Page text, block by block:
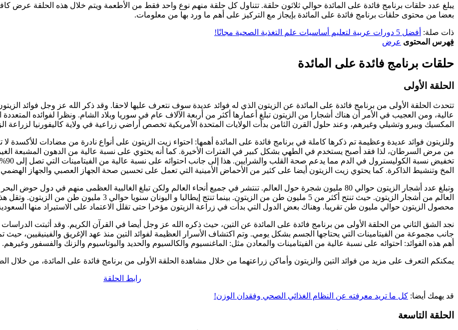
يبلغ عدد حلقات برنامج فائدة على المائدة حوالي ثلاثون حلقة. تتناول كل حلقة منهم نوع واحد فقط من الأطعمة ويتم خلال هذه الحلقة عرض
بعضا من محتوى حلقات برنامج فائدة على المائدة بإيجاز مع التركيز على أهم ما ورد بها من معلومات.
ذات صلة: أفضل 5 دورات عربية لتعليم أساسيات علم التغذية الصحية مجانًا!
فِهرس المحتوى عرض
حلقات برنامج فائدة على المائدة
الحلقة الأولى
تتحدث الحلقة الأولى من برنامج فائدة على المائدة عن الزيتون الذي له فوائد عديدة سوف نتعرف عليها لاحقا. وقد ذكر الله عز وجل فوائد
عالية، ومن العجيب في الأمر أن هناك أشجارا من الزيتون تبلغ أعمارها أكثر من أربعة الآلاف عام في سوريا وبلاد الشام. ونظرا لفوائده
المكسيك وبيرو وتشيلي وغيرهم، وعند حلول القرن الثامن بدأت الولايات المتحدة الأمريكية تخصص أراضي زراعية في ولاية كاليفورنيا لزراعة
وللزيتون فوائد عديدة وعظيمة تم ذكرها كاملة في برنامج فائدة على المائدة أهمها: احتواء زيت الزيتون على أنواع نادرة من مضادات
من مرض السرطان، لذا فقد أصبح يستخدم في الطهي بشكل كبير في الفترات الأخيرة. كما أنه يحتوي على نسبة عالية من الدهون المشبعة
المخ وتنشيط الذاكرة. كما يحتوي زيت الزيتون أيضا على كثير من الأحماض الأمينية التي تعمل على تحسين صحة الجهاز العصبي والجهاز الهضمي
العالم من أشجار الزيتون. حيث تنتح أكثر من 5 مليون طن من الزيتون.
محصول الزيتون حوالي مليون طن تقريبا. وهناك بعض الدول التي بدأت في زراعة الزيتون مؤخرا حتى تقلل الاعتماد على الاستيراد منها
نجد الشق الثاني من الحلقة الأولى من برنامج فائدة على المائدة عن التين، حيث ذكره الله عز وجل أيضا في القرآن الكريم. وقد أثبتت الدراسات
جانب مجموعة من الفيتامينات التي يحتاجها الجسم بشكل يومي. وتم اكتشاف الأسرار العظيمة لفوائد التين منذ عهد الإغريق والفينيقيين،
أهم هذه الفوائد: احتوائه على نسبة عالية من الفيتامينات والمعادن مثل: الماغنسيوم والكالسيوم والحديد والبوتاسيوم والزنك والفسفور وغيرهم.
يمكنكم التعرف على مزيد من فوائد التين والزيتون وأماكن زراعتهما من خلال مشاهدة الحلقة الأولى من برنامج فائدة على المائدة، من خلال
رابط الحلقة
قد يهمك أيضا: كل ما تريد معرفته عن النظام الغذائي الصحي وفقدان الوزن!
الحلقة التاسعة